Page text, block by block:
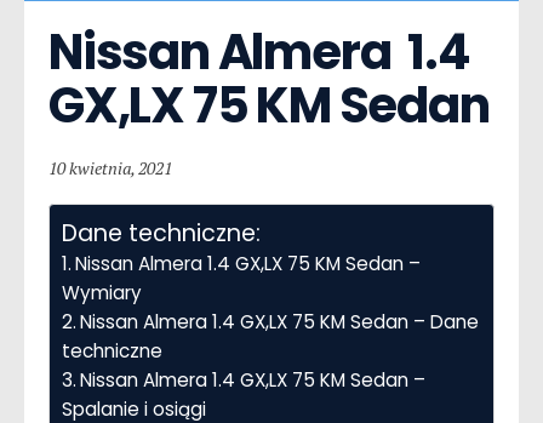
Nissan Almera  1.4
GX,LX 75 KM Sedan
10 kwietnia, 2021
Dane techniczne:
Nissan Almera 1.4 GX,LX 75 KM Sedan –
Wymiary
Nissan Almera 1.4 GX,LX 75 KM Sedan – Dane
techniczne
Nissan Almera 1.4 GX,LX 75 KM Sedan –
Spalanie i osiągi